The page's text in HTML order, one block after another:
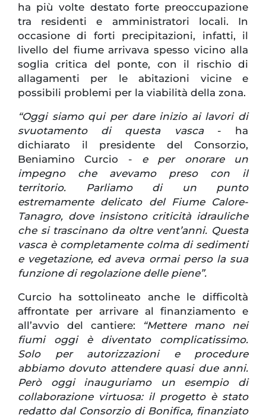
ha più volte destato forte preoccupazione
tra residenti e amministratori locali. In
occasione di forti precipitazioni, infatti, il
livello del fiume arrivava spesso vicino alla
soglia critica del ponte, con il rischio di
allagamenti per le abitazioni vicine e
possibili problemi per la viabilità della zona.
“Oggi siamo qui per dare inizio ai lavori di
svuotamento di questa vasca - ha
dichiarato il presidente del Consorzio,
Beniamino Curcio - e per onorare un
impegno che avevamo preso con il
territorio. Parliamo di un punto
estremamente delicato del Fiume Calore-
Tanagro, dove insistono criticità idrauliche
che si trascinano da oltre vent’anni. Questa
vasca è completamente colma di sedimenti
e vegetazione, ed aveva ormai perso la sua
funzione di regolazione delle piene”.
Curcio ha sottolineato anche le difficoltà
affrontate per arrivare al finanziamento e
all’avvio del cantiere:
“Mettere mano nei
fiumi oggi è diventato complicatissimo.
Solo per autorizzazioni e procedure
abbiamo dovuto attendere quasi due anni.
Però oggi inauguriamo un esempio di
collaborazione virtuosa: il progetto è stato
redatto dal Consorzio di Bonifica, finanziato